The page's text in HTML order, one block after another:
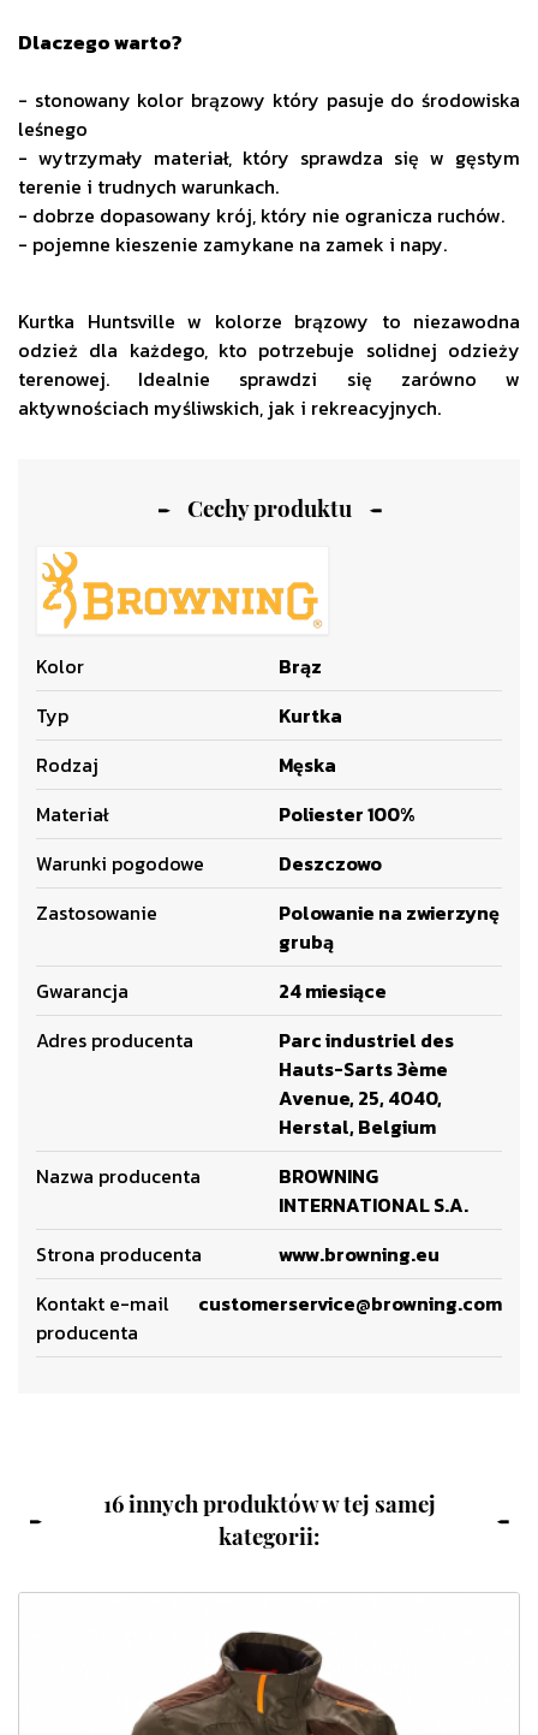
Cechy produktu
Kolor
Brąz
Typ
Kurtka
Rodzaj
Męska
Materiał
Poliester 100%
Warunki pogodowe
Deszczowo
Zastosowanie
Polowanie na zwierzynę
grubą
Gwarancja
24 miesiące
Adres producenta
Parc industriel des
Hauts-Sarts 3ème
Avenue, 25, 4040,
Herstal, Belgium
Nazwa producenta
BROWNING
INTERNATIONAL S.A.
Strona producenta
www.browning.eu
Kontakt e-mail
producenta
customerservice@browning.com
Dlaczego warto?
- stonowany kolor brązowy który pasuje do środowiska
leśnego
- wytrzymały materiał, który sprawdza się w gęstym
terenie i trudnych warunkach.
- dobrze dopasowany krój, który nie ogranicza ruchów.
- pojemne kieszenie zamykane na zamek i napy.
Kurtka Huntsville w kolorze brązowy to niezawodna
odzież dla każdego, kto potrzebuje solidnej odzieży
terenowej. Idealnie sprawdzi się zarówno w
aktywnościach myśliwskich, jak i rekreacyjnych.
16 innych produktów w tej samej
kategorii: